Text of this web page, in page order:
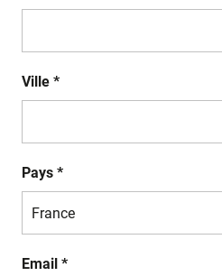
Ville *
Pays *
Email *